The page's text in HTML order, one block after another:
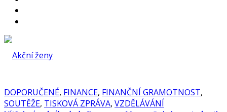
DOPORUČENÉ, FINANCE, FINANČNÍ GRAMOTNOST,
SOUTĚŽE, TISKOVÁ ZPRÁVA, VZDĚLÁVÁNÍ